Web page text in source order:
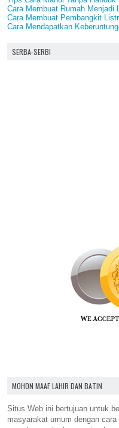
Cara Membuat Rumah Menjadi
Cara Membuat Pembangkit
Cara Mendapatkan
SERBA-SERBI
MOHON MAAF LAHIR DAN BATIN
Situs Web ini bertujuan untuk
masyarakat umum dengan